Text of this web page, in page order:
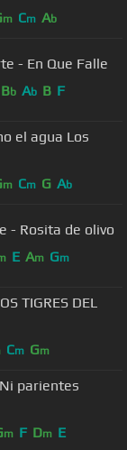
m Cm Ab
- En Que Falle
Bb Ab B F
el agua Los
m Cm G Ab
- Rosita de olivo
E Am Gm
TIGRES DEL
Cm Gm
parientes
m F Dm E